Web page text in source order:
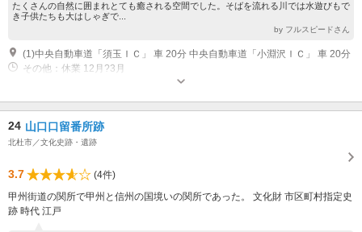
たくさんの自然に囲まれとても癒される空間でした。そばを流れる川では水遊びもで
き子供たちも大はしゃぎで...
by フルスピードさん
(1)中央自動車道「須玉ＩＣ」 車 20分 中央自動車道「小淵沢ＩＣ」 車 20分
その他：休業 12月?3月
24 山口口留番所跡
北杜市／文化史跡・遺跡
3.7
(4件)
甲州街道の関所で甲州と信州の国境いの関所であった。 文化財 市区町村指定史
跡 時代 江戸